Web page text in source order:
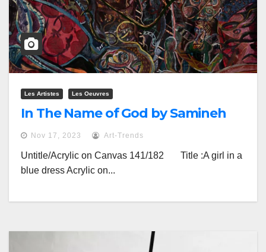
Les Artistes Les Oeuvres
In The Name of God by Samineh
Nov 17, 2023 Art-Trends
Untitle/Acrylic on Canvas 141/182 Title :A girl in a
blue dress Acrylic on...